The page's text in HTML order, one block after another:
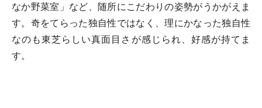
なか野菜室」など、随所にこだわりの姿勢がうかがえま
す。奇をてらった独自性ではなく、理にかなった独自性
なのも東芝らしい真面目さが感じられ、好感が持てま
す。